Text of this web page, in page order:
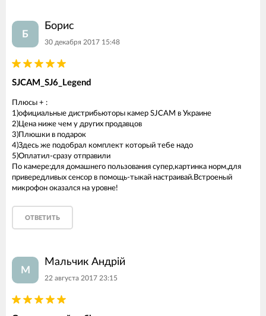
Б
Борис
30 декабря 2017 15:48
SJCAM_SJ6_Legend
Плюсы + :
1)официальные дистрибьюторы камер SJCAM в Украине
2)Цена ниже чем у других продавцов
3)Плюшки в подарок
4)Здесь же подобрал комплект который тебе надо
5)Оплатил-сразу отправили
По камере:для домашнего пользования супер,картинка норм,для
привередливых сенсор в помощь-тыкай настраивай.Встроеный
микрофон оказался на уровне!
ОТВЕТИТЬ
М
Мальчик Андрій
22 августа 2017 23:15